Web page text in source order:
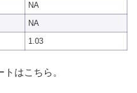
NA
NA
1.03
はこちら。